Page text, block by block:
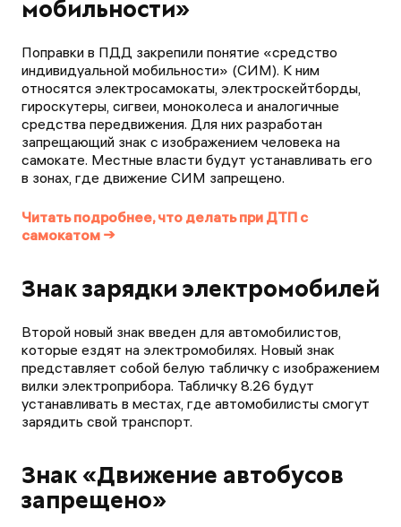
мобильности»
Поправки в ПДД закрепили понятие «средство
индивидуальной мобильности» (СИМ). К ним
относятся электросамокаты, электроскейтборды,
гироскутеры, сигвеи, моноколеса и аналогичные
средства передвижения. Для них разработан
запрещающий знак с изображением человека на
самокате. Местные власти будут устанавливать его
в зонах, где движение СИМ запрещено.
Читать подробнее, что делать при ДТП с
самокатом →
Знак зарядки электромобилей
Второй новый знак введен для автомобилистов,
которые ездят на электромобилях. Новый знак
представляет собой белую табличку с изображением
вилки электроприбора. Табличку 8.26 будут
устанавливать в местах, где автомобилисты смогут
зарядить свой транспорт.
Знак «Движение автобусов
запрещено»